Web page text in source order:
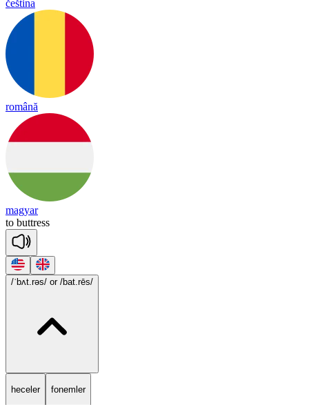
čeština
română
magyar
to buttress
/ˈbʌt.rəs/ or /bat.rēs/
heceler fonemler